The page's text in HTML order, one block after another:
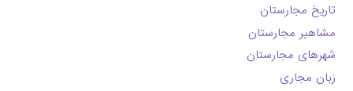
تاریخ مجارستان
مشاهیر مجارستان
شهرهای مجارستان
زبان مجاری